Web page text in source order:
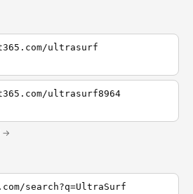
ultrasurf
ultrasurf8964
→
search?q=UltraSurf